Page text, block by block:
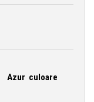
Azur culoare